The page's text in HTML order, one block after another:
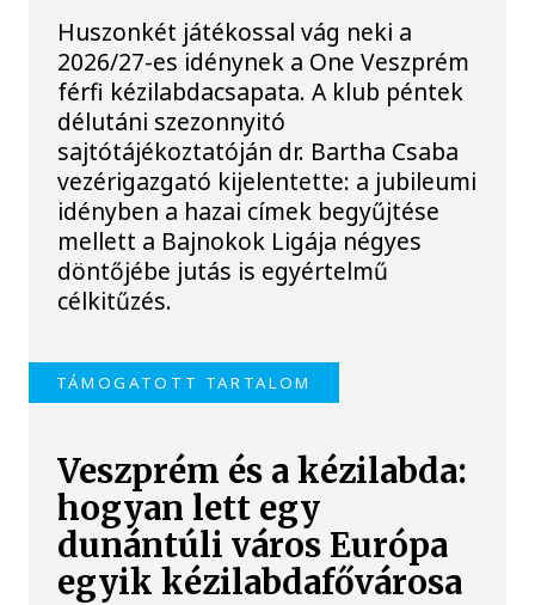
Huszonkét játékossal vág neki a
2026/27-es idénynek a One Veszprém
férfi kézilabdacsapata. A klub péntek
délutáni szezonnyitó
sajtótájékoztatóján dr. Bartha Csaba
vezérigazgató kijelentette: a jubileumi
idényben a hazai címek begyűjtése
mellett a Bajnokok Ligája négyes
döntőjébe jutás is egyértelmű
célkitűzés.
TÁMOGATOTT TARTALOM
Veszprém és a kézilabda:
hogyan lett egy
dunántúli város Európa
egyik kézilabdafővárosa